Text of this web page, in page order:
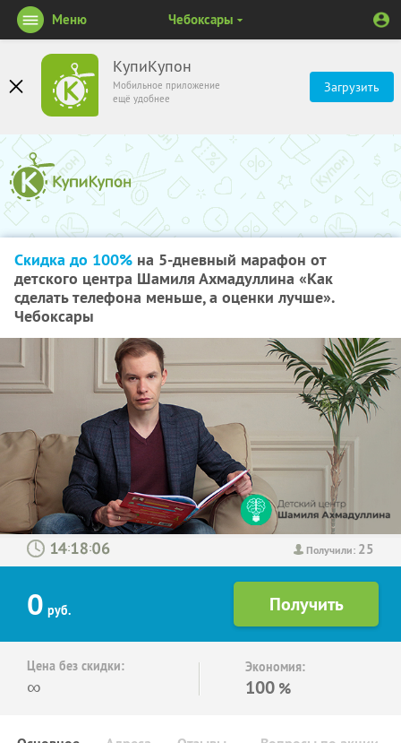
КупиКупон
Мобильное приложение
ещё удобнее
Загрузить
Меню Чебоксары
Скидка до 100% на 5-дневный марафон от
детского центра Шамиля Ахмадуллина «Как
сделать телефона меньше, а оценки лучше».
Чебоксары
Получили: 25
: :
0 руб.
Цена без скидки:
∞
Экономия:
100 %